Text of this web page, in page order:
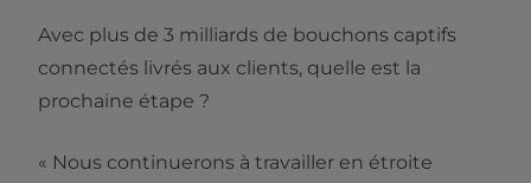
Avec plus de 3 milliards de bouchons captifs
connectés livrés aux clients, quelle est la
prochaine étape ?
« Nous continuerons à travailler en étroite